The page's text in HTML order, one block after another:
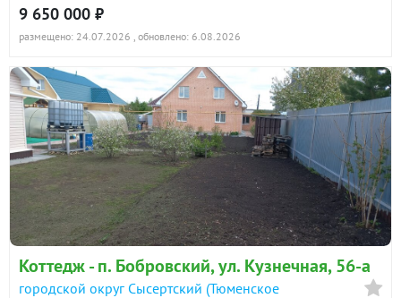
9 650 000 ₽
размещено: 24.07.2026 , обновлено: 6.08.2026
Коттедж - п. Бобровский, ул. Кузнечная, 56-а
городской округ Сысертский (Тюменское